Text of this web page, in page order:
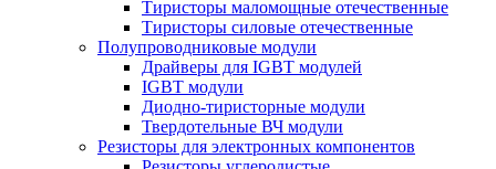
Тиристоры маломощные отечественные
Тиристоры силовые отечественные
Полупроводниковые модули
Драйверы для IGBT модулей
IGBT модули
Диодно-тиристорные модули
Твердотельные ВЧ модули
Резисторы для электронных компонентов